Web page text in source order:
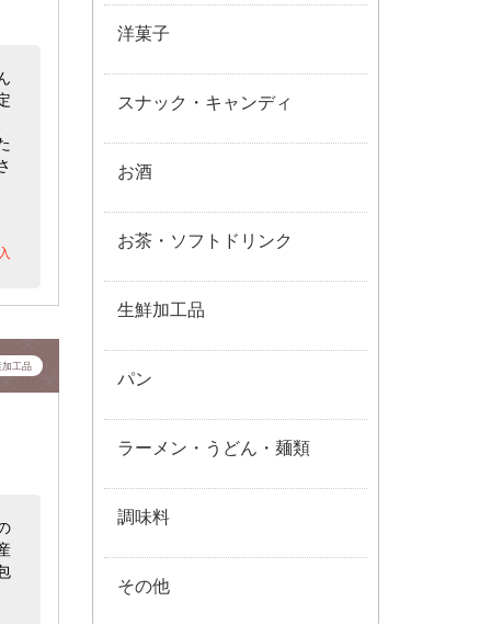
工品
洋菓子
スナック・キャンディ
お酒
お茶・ソフトドリンク
生鮮加工品
パン
ラーメン・うどん・麺類
調味料
その他